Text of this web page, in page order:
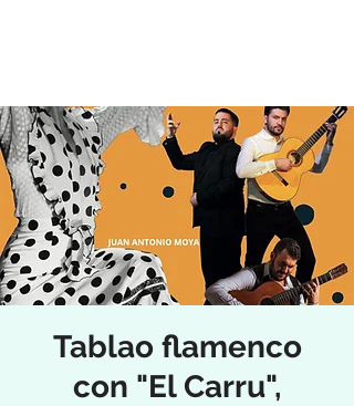
Tablao flamenco
con "El Carru",